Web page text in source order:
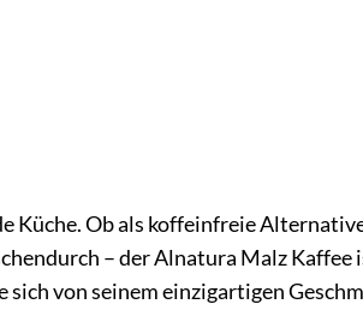
Küche. Ob als koffeinfreie
– der Alnatura Malz Kaffee
sich von seinem einzigartigen